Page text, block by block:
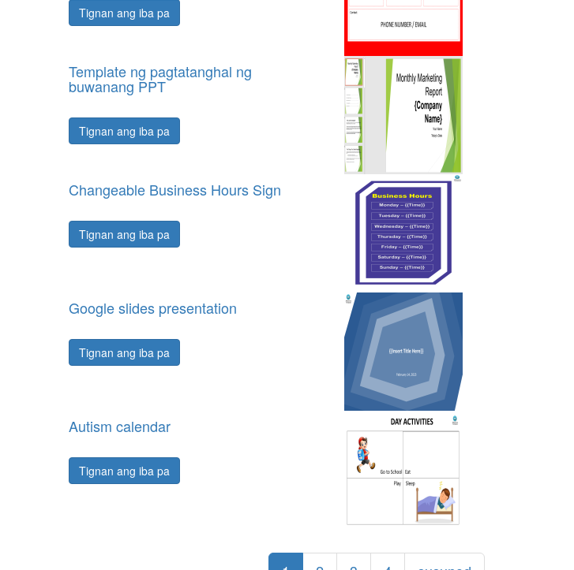
Tignan ang iba pa
Template ng pagtatanghal ng
buwanang PPT
Tignan ang iba pa
Changeable Business Hours Sign
Tignan ang iba pa
Google slides presentation
Tignan ang iba pa
Autism calendar
Tignan ang iba pa